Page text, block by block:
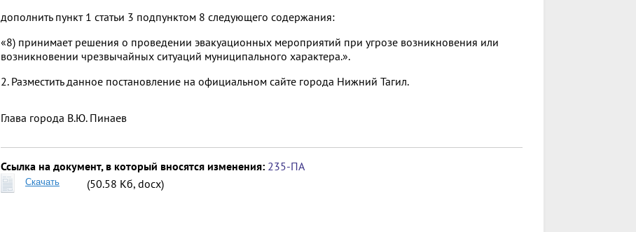
дополнить пункт 1 статьи 3 подпунктом 8 следующего содержания:
«8) принимает решения о проведении эвакуационных мероприятий при угрозе возникновения или
возникновении чрезвычайных ситуаций муниципального характера.».
2. Разместить данное постановление на официальном сайте города Нижний Тагил.
Глава города В.Ю. Пинаев
Ссылка на документ, в который вносятся изменения: 235-ПА
Скачать (50.58 Кб, docx)